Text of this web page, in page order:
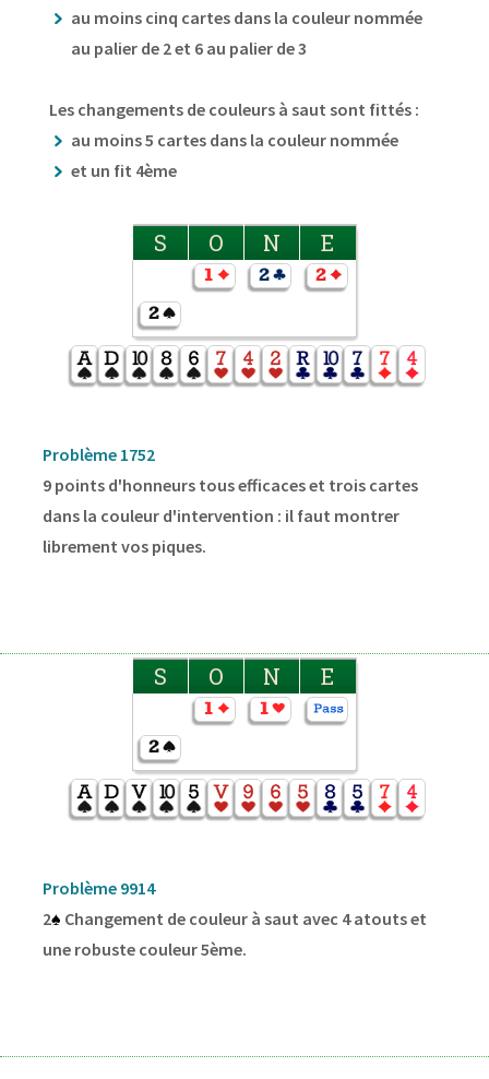
au moins cinq cartes dans la couleur nommée
au palier de 2 et 6 au palier de 3
Les changements de couleurs à saut sont fittés :
au moins 5 cartes dans la couleur nommée
et un fit 4ème
S O N E
Problème 1752
9 points d'honneurs tous efficaces et trois cartes
dans la couleur d'intervention : il faut montrer
librement vos piques.
S O N E
Problème 9914
2♠ Changement de couleur à saut avec 4 atouts et
une robuste couleur 5ème.